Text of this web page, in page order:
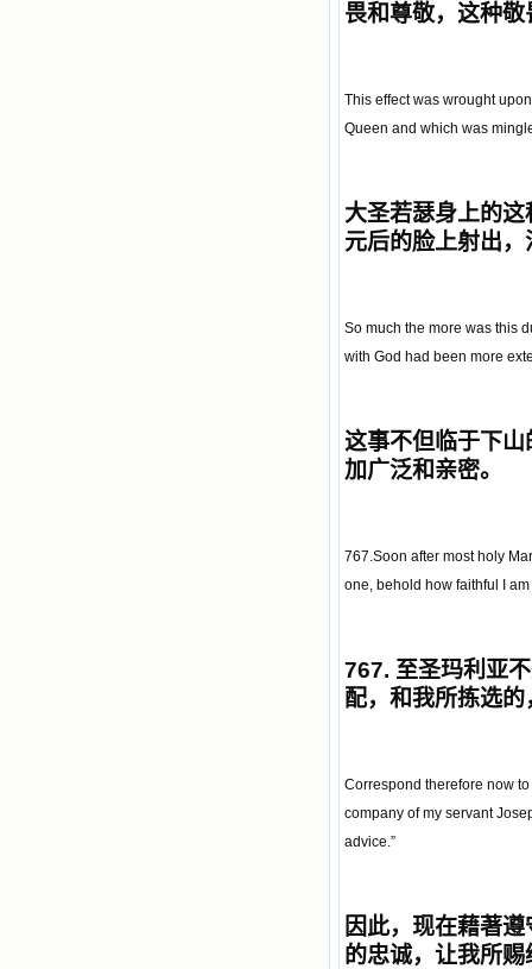
畏和尊敬，这种
This effect was wrought
Queen and which was
大圣若瑟身上的
元后的脸上射出
So much the more was this
with God had been more
这事不但临于下
加广泛和亲密。
767.Soon after most holy
one, behold how faithful I
767. 至圣玛利亚
配，和我所拣选
Correspond therefore now
company of my servant
advice.”
因此，现在藉著
的忠诚，让我所